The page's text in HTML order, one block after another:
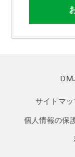
サイトマ
個人情報の保